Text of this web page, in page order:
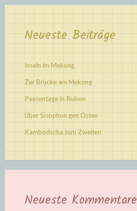
Neueste Beiträge
Inseln im Mekong
Zur Brücke am Mekong
Pausentage in Ruinen
Über Sisophon gen Osten
Kambodscha zum Zweiten
Neueste Kommentare